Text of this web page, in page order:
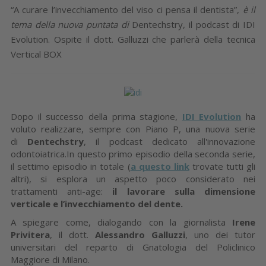
“A curare l’invecchiamento del viso ci pensa il dentista”, è il
tema della nuova puntata di Dentechstry, il podcast di IDI
Evolution. Ospite il dott. Galluzzi che parlerà della tecnica
Vertical BOX
Dopo il successo della prima stagione, IDI Evolution ha
voluto realizzare, sempre con Piano P, una nuova serie
di Dentechstry, il podcast dedicato all'innovazione
odontoiatrica.In questo primo episodio della seconda serie,
il settimo episodio in totale (a questo linktrovate tutti gli
altri), si esplora un aspetto poco considerato nei
trattamenti anti-age: il lavorare sulla dimensione
verticale e l’invecchiamento del dente.
A spiegare come, dialogando con la giornalista Irene
Privitera, il dott. Alessandro Galluzzi, uno dei tutor
universitari del reparto di Gnatologia del Policlinico
Maggiore di Milano.